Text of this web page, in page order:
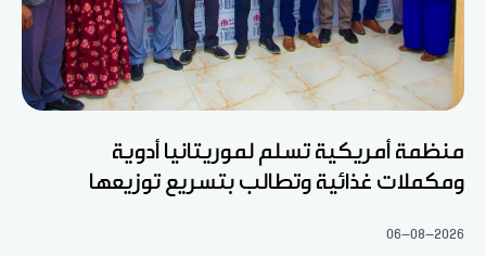
منظمة أمريكية تسلم لموريتانيا أدوية
ومكملات غذائية وتطالب بتسريع توزيعها
06-08-2026